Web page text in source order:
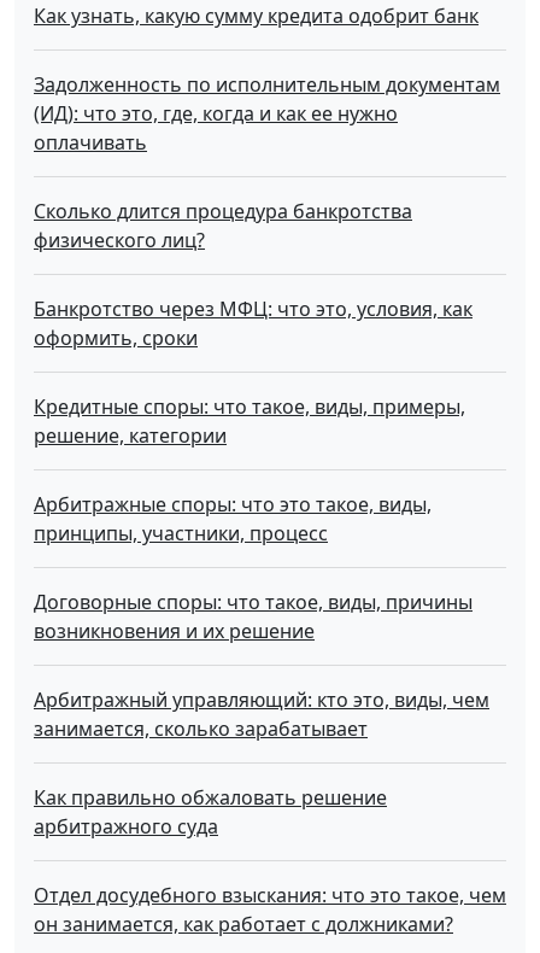
Как узнать, какую сумму кредита одобрит банк
Задолженность по исполнительным документам
(ИД): что это, где, когда и как ее нужно
оплачивать
Сколько длится процедура банкротства
физического лиц?
Банкротство через МФЦ: что это, условия, как
оформить, сроки
Кредитные споры: что такое, виды, примеры,
решение, категории
Арбитражные споры: что это такое, виды,
принципы, участники, процесс
Договорные споры: что такое, виды, причины
возникновения и их решение
Арбитражный управляющий: кто это, виды, чем
занимается, сколько зарабатывает
Как правильно обжаловать решение
арбитражного суда
Отдел досудебного взыскания: что это такое, чем
он занимается, как работает с должниками?